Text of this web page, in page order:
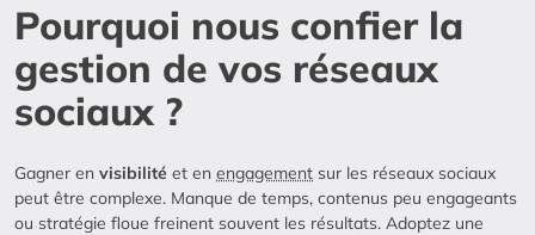
Pourquoi nous confier la
gestion de vos réseaux
sociaux ?
Gagner en visibilité et en engagement sur les réseaux sociaux
peut être complexe. Manque de temps, contenus peu engageants
ou stratégie floue freinent souvent les résultats. Adoptez une